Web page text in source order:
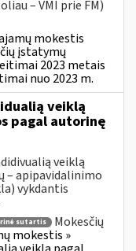
– VMI prie FM)
mokestis
įstatymų
2023 metais
nuo 2023 m.
veiklą
pagal autorinę
veiklą
– apipavidalinimo
vykdantis
sutartis
Mokesčių
mokestis »